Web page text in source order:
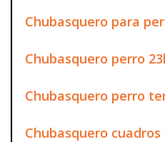
Chubasquero para
Chubasquero perro
Chubasquero perro
Chubasquero